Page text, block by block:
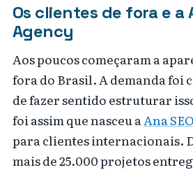
Os clientes de fora e a
Agency
Aos poucos começaram a
fora do Brasil. A demanda foi
de fazer sentido estruturar
foi assim que nasceu a Ana
para clientes internacionais.
mais de 25.000 projetos